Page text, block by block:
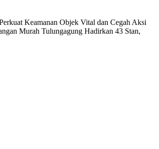
Keamanan Objek Vital dan Cegah Aksi
Murah Tulungagung Hadirkan 43 Stan,